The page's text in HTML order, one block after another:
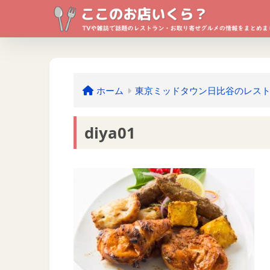
ホーム 東京ミッドタウン日比谷のレス
diya01